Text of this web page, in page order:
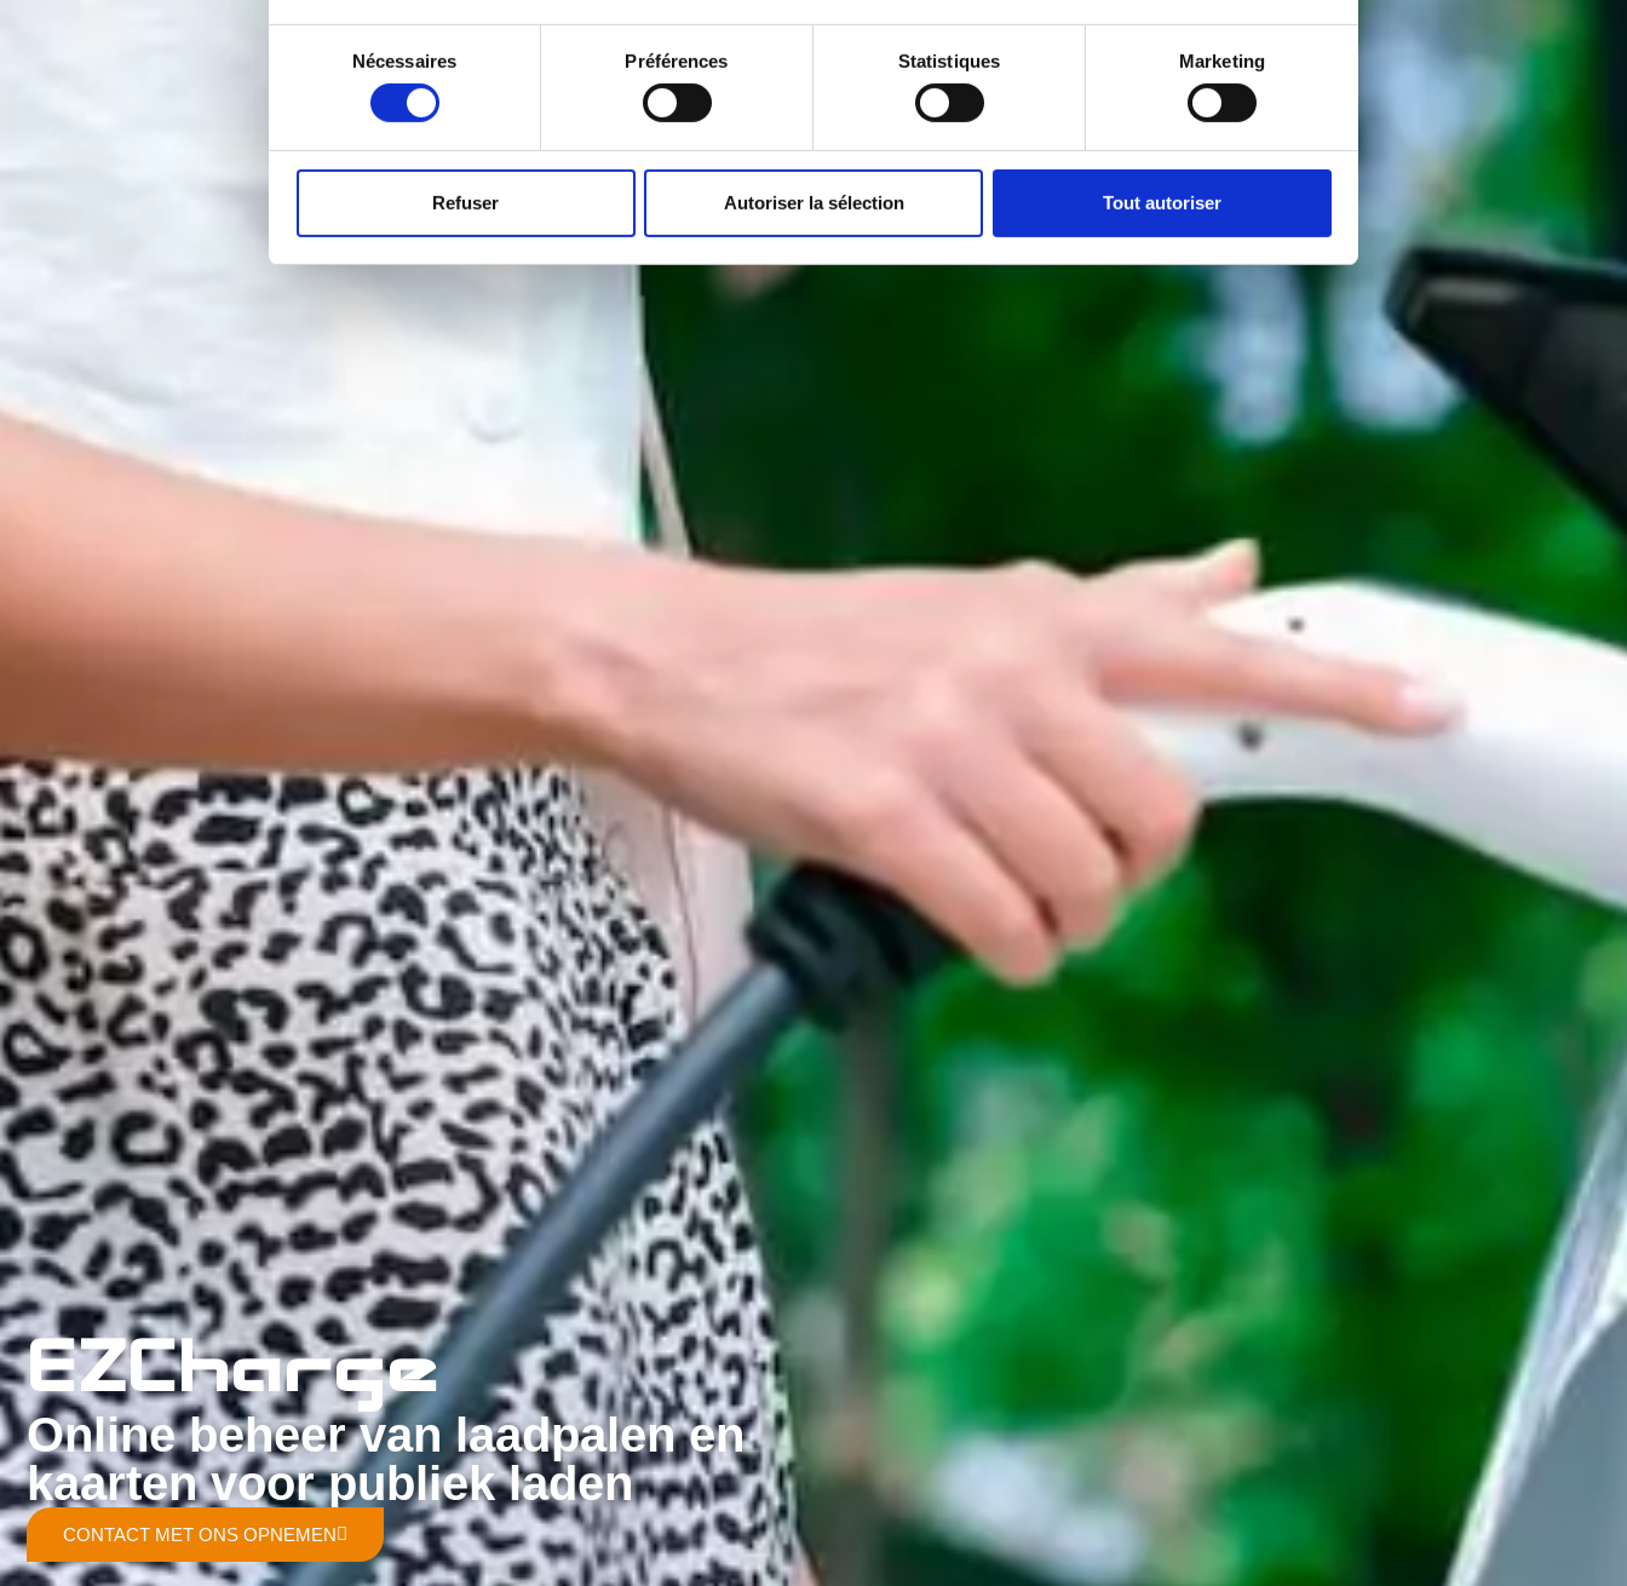
consentement
Nécessaires Préférences Statistiques Marketing
Refuser Autoriser la sélection Tout autoriser
EZCharge
Online beheer van laadpalen en
kaarten voor publiek laden
CONTACT MET ONS OPNEMEN